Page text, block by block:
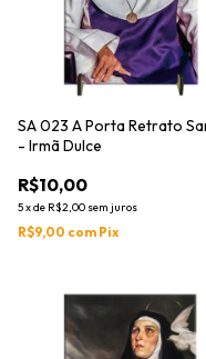
SA 023 A Porta Retrato
- Irmã Dulce
R$10,00
5xde R$2,00 sem juros
R$9,00 com Pix